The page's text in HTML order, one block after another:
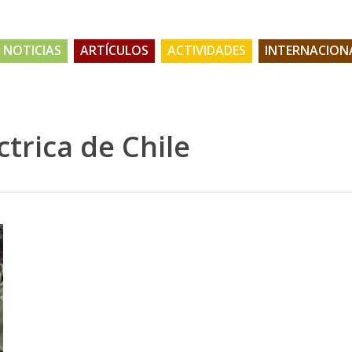
NOTICIAS ARTÍCULOS ACTIVIDADES
de Chile